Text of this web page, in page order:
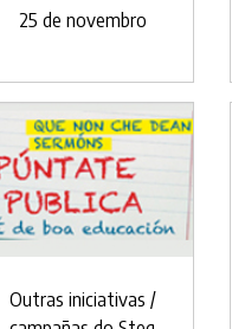
25 de novembro
Outras iniciativas /